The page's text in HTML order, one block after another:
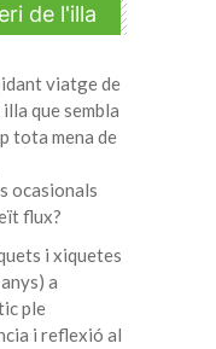
de l'illa
viatge de
que sembla
tota mena de
ocasionals
flux?
i xiquetes
a
ple
i reflexió al